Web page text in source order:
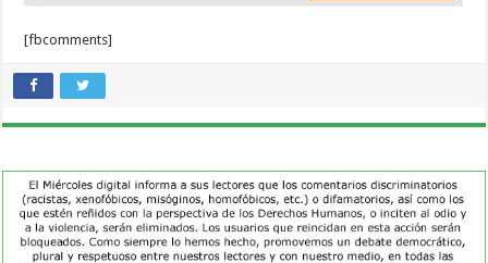
[fbcomments]